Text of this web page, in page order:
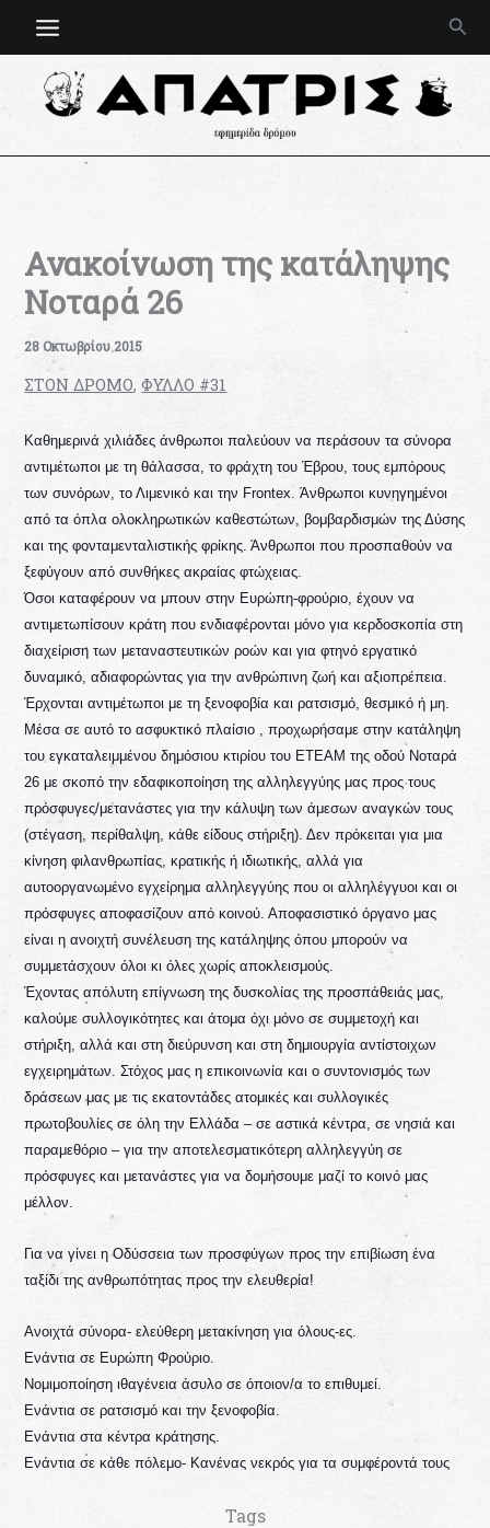
Ανακοίνωση της κατάληψης
Νοταρά 26
28 Οκτωβρίου 2015
ΣΤΟΝ ΔΡΟΜΟ,ΦΥΛΛΟ #31
Καθημερινά χιλιάδες άνθρωποι παλεύουν να περάσουν τα σύνορα
αντιμέτωποι με τη θάλασσα, το φράχτη του Έβρου, τους εμπόρους
των συνόρων, το Λιμενικό και την Frontex. Άνθρωποι κυνηγημένοι
από τα όπλα ολοκληρωτικών καθεστώτων, βομβαρδισμών της Δύσης
και της φονταμενταλιστικής φρίκης. Άνθρωποι που προσπαθούν να
ξεφύγουν από συνθήκες ακραίας φτώχειας.
Όσοι καταφέρουν να μπουν στην Ευρώπη-φρούριο, έχουν να
αντιμετωπίσουν κράτη που ενδιαφέρονται μόνο για κερδοσκοπία στη
διαχείριση των μεταναστευτικών ροών και για φτηνό εργατικό
δυναμικό, αδιαφορώντας για την ανθρώπινη ζωή και αξιοπρέπεια.
Έρχονται αντιμέτωποι με τη ξενοφοβία και ρατσισμό, θεσμικό ή μη.
Μέσα σε αυτό το ασφυκτικό πλαίσιο , προχωρήσαμε στην κατάληψη
του εγκαταλειμμένου δημόσιου κτιρίου του ΕΤΕΑΜ της οδού Νοταρά
26 με σκοπό την εδαφικοποίηση της αλληλεγγύης μας προς τους
πρόσφυγες/μετανάστες για την κάλυψη των άμεσων αναγκών τους
(στέγαση, περίθαλψη, κάθε είδους στήριξη). Δεν πρόκειται για μια
κίνηση φιλανθρωπίας, κρατικής ή ιδιωτικής, αλλά για
αυτοοργανωμένο εγχείρημα αλληλεγγύης που οι αλληλέγγυοι και οι
πρόσφυγες αποφασίζουν από κοινού. Αποφασιστικό όργανο μας
είναι η ανοιχτή συνέλευση της κατάληψης όπου μπορούν να
συμμετάσχουν όλοι κι όλες χωρίς αποκλεισμούς.
Έχοντας απόλυτη επίγνωση της δυσκολίας της προσπάθειάς μας,
καλούμε συλλογικότητες και άτομα όχι μόνο σε συμμετοχή και
στήριξη, αλλά και στη διεύρυνση και στη δημιουργία αντίστοιχων
εγχειρημάτων. Στόχος μας η επικοινωνία και ο συντονισμός των
δράσεων μας με τις εκατοντάδες ατομικές και συλλογικές
πρωτοβουλίες σε όλη την Ελλάδα – σε αστικά κέντρα, σε νησιά και
παραμεθόριο – για την αποτελεσματικότερη αλληλεγγύη σε
πρόσφυγες και μετανάστες για να δομήσουμε μαζί το κοινό μας
μέλλον.
Για να γίνει η Οδύσσεια των προσφύγων προς την επιβίωση ένα
ταξίδι της ανθρωπότητας προς την ελευθερία!
Ανοιχτά σύνορα- ελεύθερη μετακίνηση για όλους-ες.
Ενάντια σε Ευρώπη Φρούριο.
Νομιμοποίηση ιθαγένεια άσυλο σε όποιον/α το επιθυμεί.
Ενάντια σε ρατσισμό και την ξενοφοβία.
Ενάντια στα κέντρα κράτησης.
Ενάντια σε κάθε πόλεμο- Κανένας νεκρός για τα συμφέροντά τους
Tags